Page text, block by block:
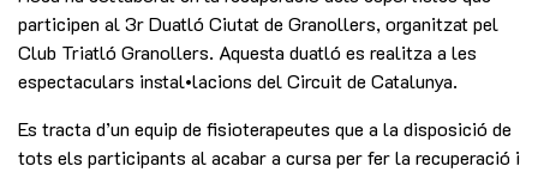
participen al 3r Duatló Ciutat de Granollers, organitzat pel
Club Triatló Granollers. Aquesta duatló es realitza a les
espectaculars instal•lacions del Circuit de Catalunya.
Es tracta d’un equip de fisioterapeutes que a la disposició de
tots els participants al acabar a cursa per fer la recuperació i